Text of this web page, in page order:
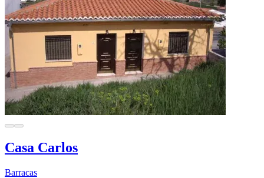
Casa Carlos
Barracas